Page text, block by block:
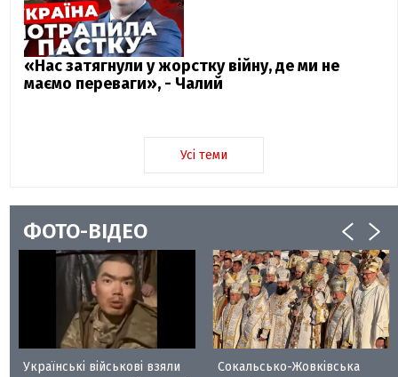
«Нас затягнули у жорстку війну, де ми не
маємо переваги», - Чалий
Усі теми
ФОТО-ВІДЕО
Українські військові взяли
Сокальсько-Жовківська